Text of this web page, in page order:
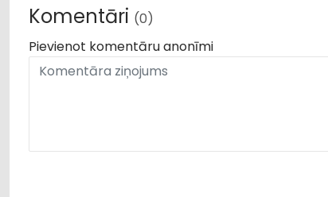
Komentāri (0)
Pievienot komentāru anonīmi